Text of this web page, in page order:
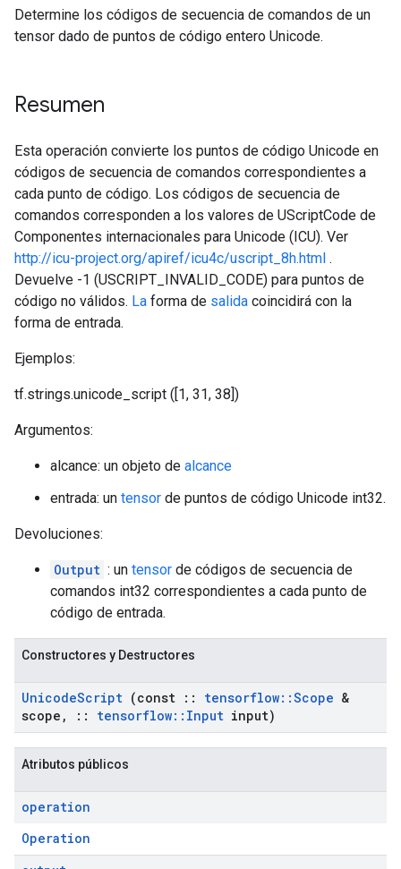
Determine los códigos de secuencia de comandos de un
tensor dado de puntos de código entero Unicode.
Resumen
Esta operación convierte los puntos de código Unicode en
códigos de secuencia de comandos correspondientes a
cada punto de código. Los códigos de secuencia de
comandos corresponden a los valores de UScriptCode de
Componentes internacionales para Unicode (ICU). Ver
http://icu-project.org/apiref/icu4c/uscript_8h.html .
Devuelve -1 (USCRIPT_INVALID_CODE) para puntos de
código no válidos. La forma de salida coincidirá con la
forma de entrada.
Ejemplos:
tf.strings.unicode_script ([1, 31, 38])
Argumentos:
alcance: un objeto de alcance
entrada: un tensor de puntos de código Unicode int32.
Devoluciones:
Output : un tensor de códigos de secuencia de
comandos int32 correspondientes a cada punto de
código de entrada.
Constructores y Destructores
UnicodeScript (const :: tensorflow::Scope &
scope , :: tensorflow:: Input input)
Atributos públicos
operation
Operation